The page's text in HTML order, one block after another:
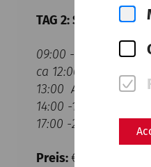
TAG 2: Straubing –
09:00 -12:00 Besuch
ca 12:00 kurze
13:00 Abfahrt nach
14:00 -17:00 Besuch
17:00 -21:00
Preis:€ 250,- p. P.